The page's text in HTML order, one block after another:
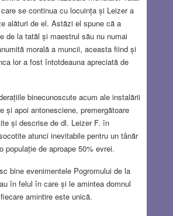
se continua cu locuința și Leizer a
alături de el. Astăzi el spune că a
de la tatăl și maestrul său nu numai
morală a muncii, aceasta fiind și
lor a fost întotdeauna apreciată de
binecunoscute acum ale instalării
și apoi antonesciene, premergătoare
și descrise de dl. Leizer F. în
atunci inevitabile pentru un tânăr
populație de aproape 50% evrei.
bine evenimentele Pogromului de la
în felul în care și le amintea domnul
amintire este unică.